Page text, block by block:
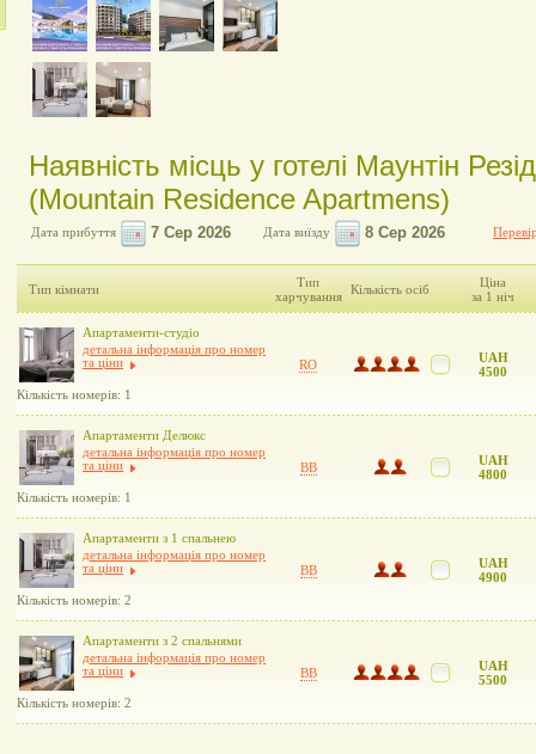
Наявність місць у готелі Маунтін
(Mountain Residence Apartmens)
Дата прибуття Дата виїзду
Тип кімнати
Тип
харчування
Кількість осіб
Ціна
за 1 ніч
Апартаменти-студіо
детальна інформація про номер
та ціни
Кількість номерів: 1
RO
UAH
4500
Апартаменти Делюкс
детальна інформація про номер
та ціни
Кількість номерів: 1
BB
UAH
4800
Апартаменти з 1 спальнею
детальна інформація про номер
та ціни
Кількість номерів: 2
BB
UAH
4900
Апартаменти з 2 спальнями
детальна інформація про номер
та ціни
Кількість номерів: 2
BB
UAH
5500